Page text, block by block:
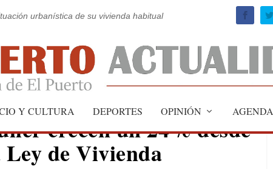
urbanística de su vivienda habitual
Y CULTURA DEPORTES OPINIÓN AGENDA
crecen un 24% desde
de Vivienda